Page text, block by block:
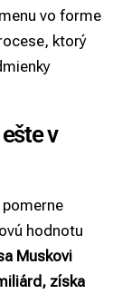
vo forme
ktorý
v
hodnotu
Muskovi
získa